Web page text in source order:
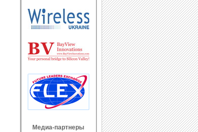
Медиа-партнеры